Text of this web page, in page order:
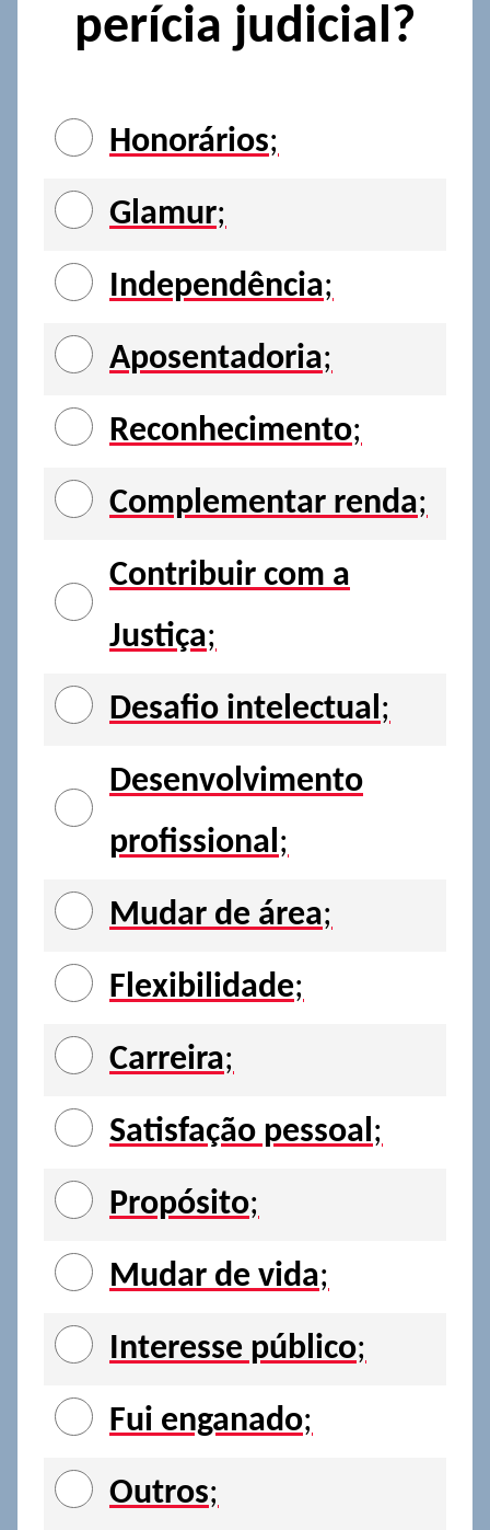
perícia judicial?
Honorários;
Glamur;
Independência;
Aposentadoria;
Reconhecimento;
Complementar renda;
Contribuir com a
Justiça;
Desafio intelectual;
Desenvolvimento
profissional;
Mudar de área;
Flexibilidade;
Carreira;
Satisfação pessoal;
Propósito;
Mudar de vida;
Interesse público;
Fui enganado;
Outros;